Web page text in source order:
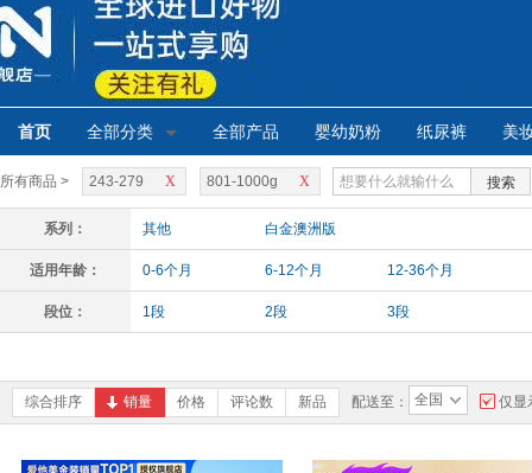
首页 全部分类 全部产品 婴幼奶粉 纸尿裤 美
所有商品 > X
243-279 X
801-1000g 搜索
系列： 其他 白金澳洲版
适用年龄： 0-6个月 6-12个月 12-36个月
段位： 1段 2段 3段
综合排序 销量 价格 评论数 新品 配送至： 全国 仅显